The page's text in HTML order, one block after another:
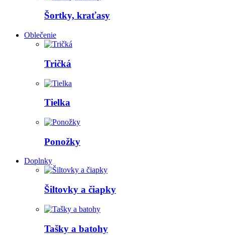
Šortky, kraťasy
Oblečenie
Tričká
Tielka
Ponožky
Doplnky
Šiltovky a čiapky
Tašky a batohy